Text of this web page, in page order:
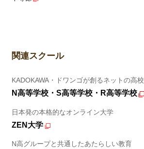
関連スクール
KADOKAWA・ドワンゴが創るネットの高校
N高等学校・S高等学校・R高等学校
日本発の本格的なオンライン大学
ZEN大学
N高グループと共通したあたらしい教育